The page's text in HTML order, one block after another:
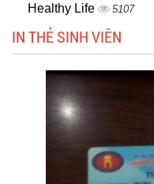
Healthy Life
5107
IN THẺ SINH VIÊN